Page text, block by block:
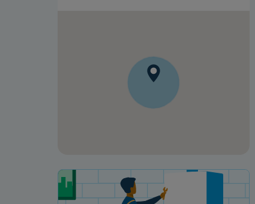
Votre projet de rénovation